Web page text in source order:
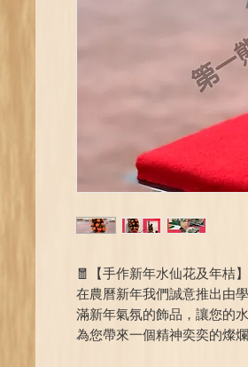
🧧【手作新年水仙花及年桔
在農曆新年我們誠意推出由
滿新年氣氛的飾品，讓您的
為您帶來一個精神奕奕的燦爛